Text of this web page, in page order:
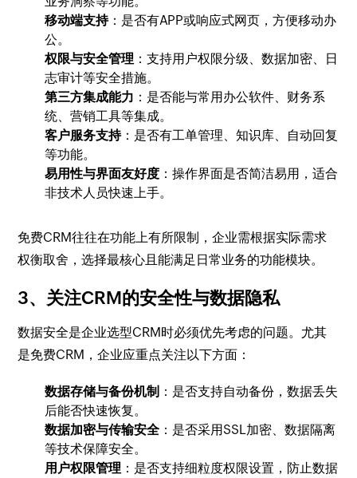
移动端支持：是否有APP或响应式网页，方便移动办
公。
权限与安全管理 ：支持用户权限分级、数据加密、日
志审计等安全措施。
第三方集成能力 ：是否能与常用办公软件、财务系
统、营销工具等集成。
客户服务支持：是否有工单管理、知识库、自动回复
等功能。
易用性与界面友好度 ：操作界面是否简洁易用，适合
非技术人员快速上手。
免费CRM往往在功能上有所限制，企业需根据实际需求
权衡取舍，选择最核心且能满足日常业务的功能模块。
3、关注CRM的安全性与数据隐私
数据安全是企业选型CRM时必须优先考虑的问题。尤其
是免费CRM，企业应重点关注以下方面：
数据存储与备份机制 ：是否支持自动备份，数据丢失
后能否快速恢复。
数据加密与传输安全 ：是否采用SSL加密、数据隔离
等技术保障安全。
用户权限管理 ：是否支持细粒度权限设置，防止数据